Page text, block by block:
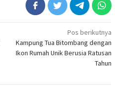
Pos berikutnya
Kampung Tua Bitombang dengan
Ikon Rumah Unik Berusia Ratusan
Tahun